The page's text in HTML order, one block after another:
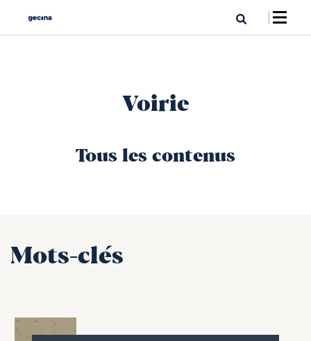
Voirie
Tous les contenus
Mots-clés